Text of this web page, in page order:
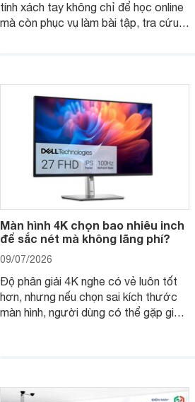
tính xách tay không chỉ để học online
mà còn phục vụ làm bài tập, tra cứu,
thay vì chỉ so sánh cấu hình trên giấy.
Màn hình 4K chọn bao nhiêu inch
để sắc nét mà không lãng phí?
09/07/2026
Độ phân giải 4K nghe có vẻ luôn tốt
hơn, nhưng nếu chọn sai kích thước
màn hình, người dùng có thể gặp giao